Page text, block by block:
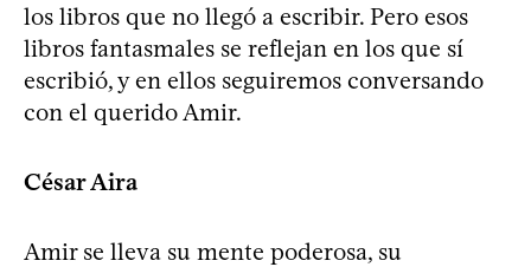
los libros que no llegó a escribir. Pero esos
libros fantasmales se reflejan en los que sí
escribió, y en ellos seguiremos conversando
con el querido Amir.
César Aira
Amir se lleva su mente poderosa, su